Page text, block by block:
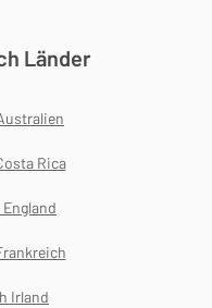
Länder
Rica
Irland